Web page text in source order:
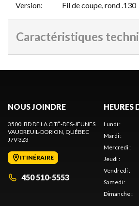
Version: Fil de coupe, rond .130
Caractéristiques
NOUS JOINDRE
3500, BD DE LA CITÉ-DES-JEUNES
VAUDREUIL-DORION, QUÉBEC
J7V 3Z3
ITINÉRAIRE
450 510-5553
HEURES
Lundi:
Mardi:
Mercredi:
Jeudi:
Vendredi:
Samedi:
Dimanche: